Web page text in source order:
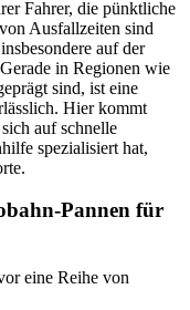
Fahrer, die pünktliche
Ausfallzeiten sind
auf der
in Regionen wie
sind, ist eine
Hier kommt
auf schnelle
spezialisiert hat,
Pannen für
eine Reihe von